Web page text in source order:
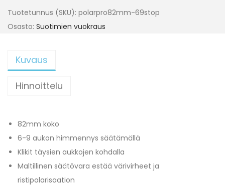
Tuotetunnus (SKU): polarpro82mm-69stop
Osasto: Suotimien vuokraus
Kuvaus
Hinnoittelu
82mm koko
6-9 aukon himmennys säätämällä
Klikit täysien aukkojen kohdalla
Maltillinen säätövara estää värivirheet ja
ristipolarisaation